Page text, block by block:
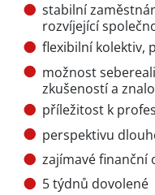
stabilní
rozvíjející
flexibilní kolektiv,
možnost
zkušeností a
příležitost k
perspektivu
zajímavé finanční
5 týdnů dovolené